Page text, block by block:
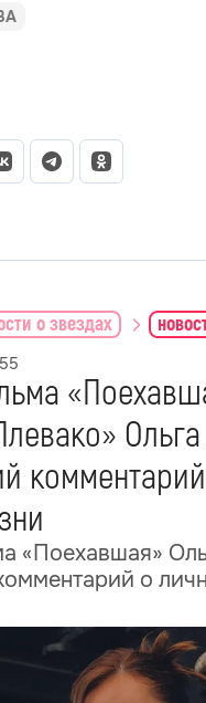
о звездах
«Поехавшая»
о